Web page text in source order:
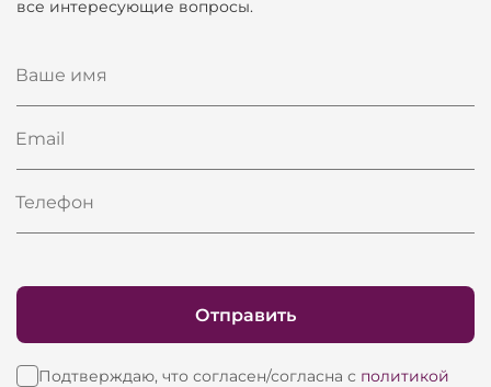
все интересующие вопросы.
Ваше имя
Email
Телефон
Подтверждаю, что согласен/согласна с политикой
Отправить